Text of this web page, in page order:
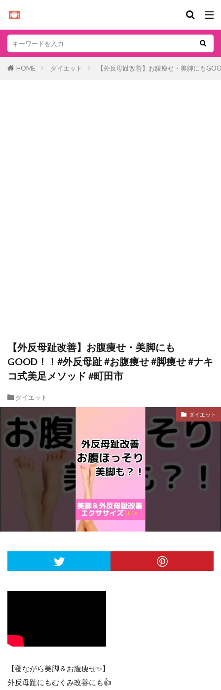
HOME ダイエット 【外反母趾改善】お腹痩せ・美脚にも
【外反母趾改善】お腹痩せ・美脚にも
GOOD！！#外反母趾 #お腹痩せ #脚痩せ #ナキ
コ式美足メソッド #町田市
ダイエット
ダイエット
【寝ながら美脚＆お腹痩せ✨】
外反母趾にもむくみ改善にも👍